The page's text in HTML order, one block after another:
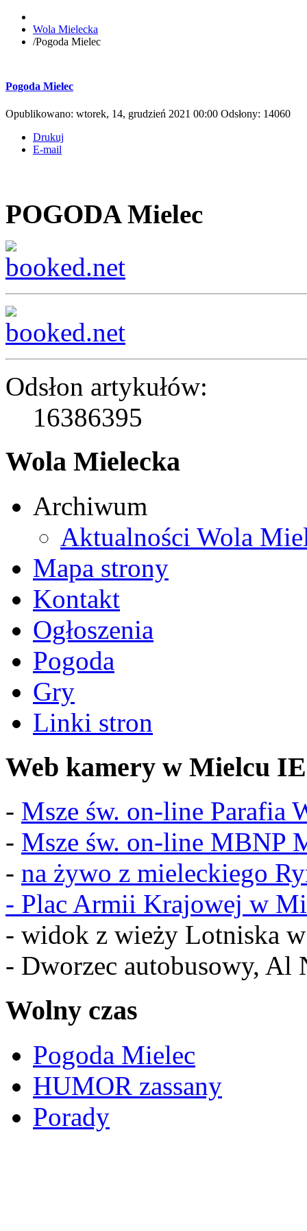
Wola Mielecka
/Pogoda Mielec
Pogoda Mielec
Opublikowano: wtorek, 14, grudzień 2021 00:00 Odsłony: 14060
Drukuj
E-mail
POGODA Mielec
Odsłon artykułów:
16386395
Wola Mielecka
Archiwum
Aktualności Wola
Mapa strony
Kontakt
Ogłoszenia
Pogoda
Gry
Linki stron
Web kamery w Mielcu IE
- Msze św. on-line Parafia
- Msze św. on-line MBNP
- na żywo z mieleckiego
- Plac Armii Krajowej w
- widok z wieży Lotniska
- Dworzec autobusowy, Al
Wolny czas
Pogoda Mielec
HUMOR zassany
Porady